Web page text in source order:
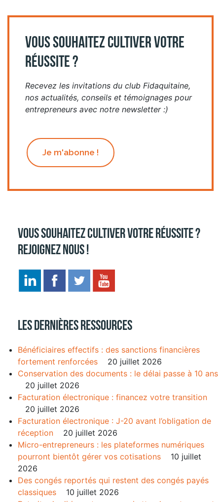
VOUS SOUHAITEZ CULTIVER VOTRE
RÉUSSITE ?
Recevez les invitations du club Fidaquitaine,
nos actualités, conseils et témoignages pour
entrepreneurs avec notre newsletter :)
Je m'abonne !
Vous souhaitez cultiver votre réussite ?
Rejoignez nous !
Les dernières ressources
Bénéficiaires effectifs : des sanctions financières
fortement renforcées
20 juillet 2026
Conservation des documents : le délai passe à 10 ans
20 juillet 2026
Facturation électronique : financez votre transition
20 juillet 2026
Facturation électronique : J-20 avant l’obligation de
réception
20 juillet 2026
Micro-entrepreneurs : les plateformes numériques
pourront bientôt gérer vos cotisations
10 juillet
2026
Des congés reportés qui restent des congés payés
classiques
10 juillet 2026